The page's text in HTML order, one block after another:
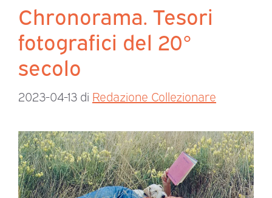
Chronorama. Tesori
fotografici del 20°
secolo
2023-04-13 di Redazione Collezionare